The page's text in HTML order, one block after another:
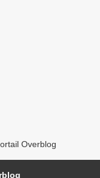
Overblog